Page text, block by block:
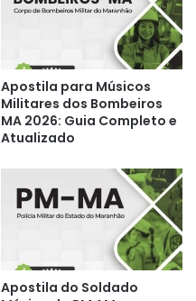
Apostila para Músicos
Militares dos Bombeiros
MA 2026: Guia Completo e
Atualizado
Apostila do Soldado